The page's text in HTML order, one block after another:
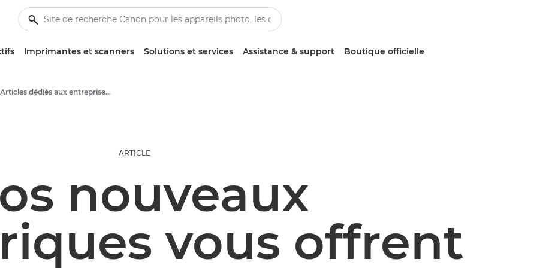
Imprimantes et scanners Solutions et services Assistance & support Boutique officielle
Articles dédiés aux entreprises et aux professionnels
ARTICLE
nouveaux
vous offrent